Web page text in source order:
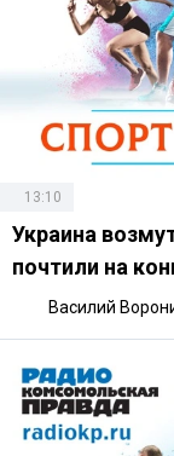
13:10
Украина
почтили на
Василий